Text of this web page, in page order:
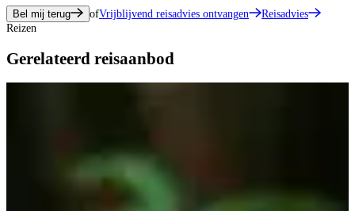
Bel mij terug ofVrijblijvend reisadvies ontvangen
Reisadvies
Reizen
Gerelateerd reisaanbod